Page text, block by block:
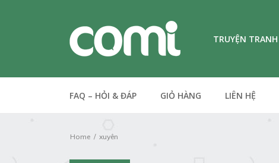
TRUYỆN TRANH
FAQ – HỎI & ĐÁP GIỎ HÀNG LIÊN HỆ
Home xuyên